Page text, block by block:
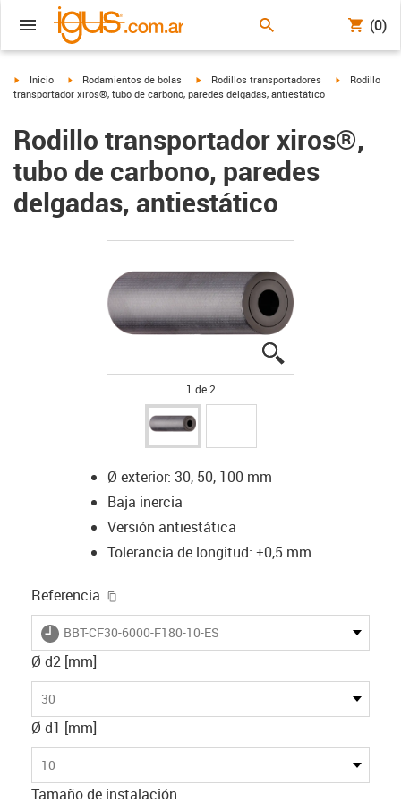
(0)
igus-icon-arrow-right
Inicio igus-icon-arrow-right
Rodamientos de bolas igus-icon-arrow-right
Rodillos transportadores igus-icon-
Rodillo
transportador xiros®, tubo de carbono, paredes delgadas, antiestático
Rodillo transportador xiros®,
tubo de carbono, paredes
delgadas, antiestático
1 de 2
Ø exterior: 30, 50, 100 mm
Baja inercia
Versión antiestática
Tolerancia de longitud: ±0,5 mm
Referencia
igus-icon-lieferzeit
BBT-CF30-6000-F180-10-ES
Ø d2 [mm]
30
Ø d1 [mm]
10
Tamaño de instalación